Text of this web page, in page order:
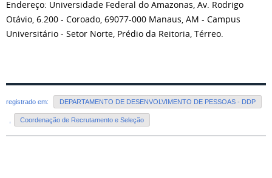
Endereço: Universidade Federal do Amazonas, Av. Rodrigo
Otávio, 6.200 - Coroado, 69077-000 Manaus, AM - Campus
Universitário - Setor Norte, Prédio da Reitoria, Térreo.
registrado em: DEPARTAMENTO DE DESENVOLVIMENTO DE PESSOAS - DDP
Coordenação de Recrutamento e Seleção